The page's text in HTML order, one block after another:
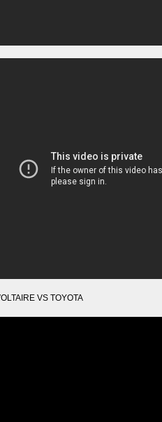
VS TOYOTA